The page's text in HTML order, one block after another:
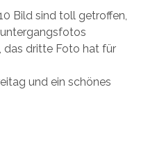
Bild sind toll getroffen,
das dritte Foto hat für
und ein schönes